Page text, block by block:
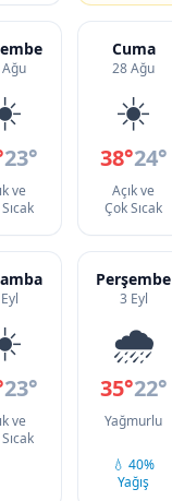
23°
ve
Cuma
28 Ağu
☀️
38°24°
Açık ve
Çok Sıcak
23°
ve
Perşembe
3 Eyl
🌧️
35°22°
Yağmurlu
💧 40%
Yağış